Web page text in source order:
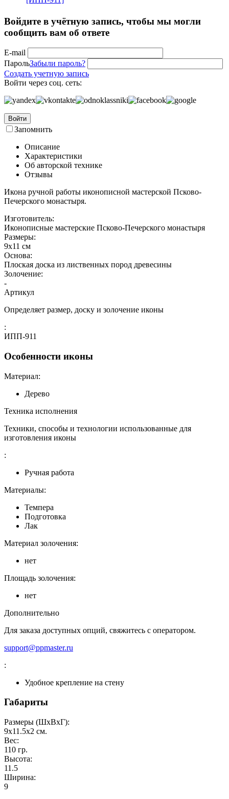
Войдите в учётную запись, чтобы мы могли
сообщить вам об ответе
E-mail
ПарольЗабыли пароль?
Создать учетную запись
Войти через соц. сеть:
Войти
Запомнить
Описание
Характеристики
Об авторской технике
Отзывы
Икона ручной работы иконописной мастерской Псково-
Печерского монастыря.
Изготовитель:
Иконописные мастерские Псково-Печерского монастыря
Размеры:
9х11 см
Основа:
Плоская доска из лиственных пород древесины
Золочение:
-
Артикул
Определяет размер, доску и золочение иконы
:
ИПП-911
Особенности иконы
Материал:
Дерево
Техника исполнения
Техники, способы и технологии использованные для
изготовления иконы
:
Ручная работа
Материалы:
Темпера
Подготовка
Лак
Материал золочения:
нет
Площадь золочения:
нет
Дополнительно
Для заказа доступных опций, свяжитесь с оператором.
support@ppmaster.ru
:
Удобное крепление на стену
Габариты
Размеры (ШxВxГ):
9x11.5x2 см.
Вес:
110 гр.
Высота:
11.5
Ширина:
9